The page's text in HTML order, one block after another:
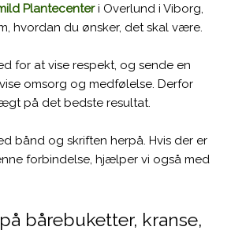
Plantecenteri Overlund i Viborg,
hvordan du ønsker, det skal være.
for at vise respekt, og sende en
omsorg og medfølelse. Derfor
på det bedste resultat.
bånd og skriften herpå. Hvis der er
forbindelse, hjælper vi også med
bårebuketter, kranse,